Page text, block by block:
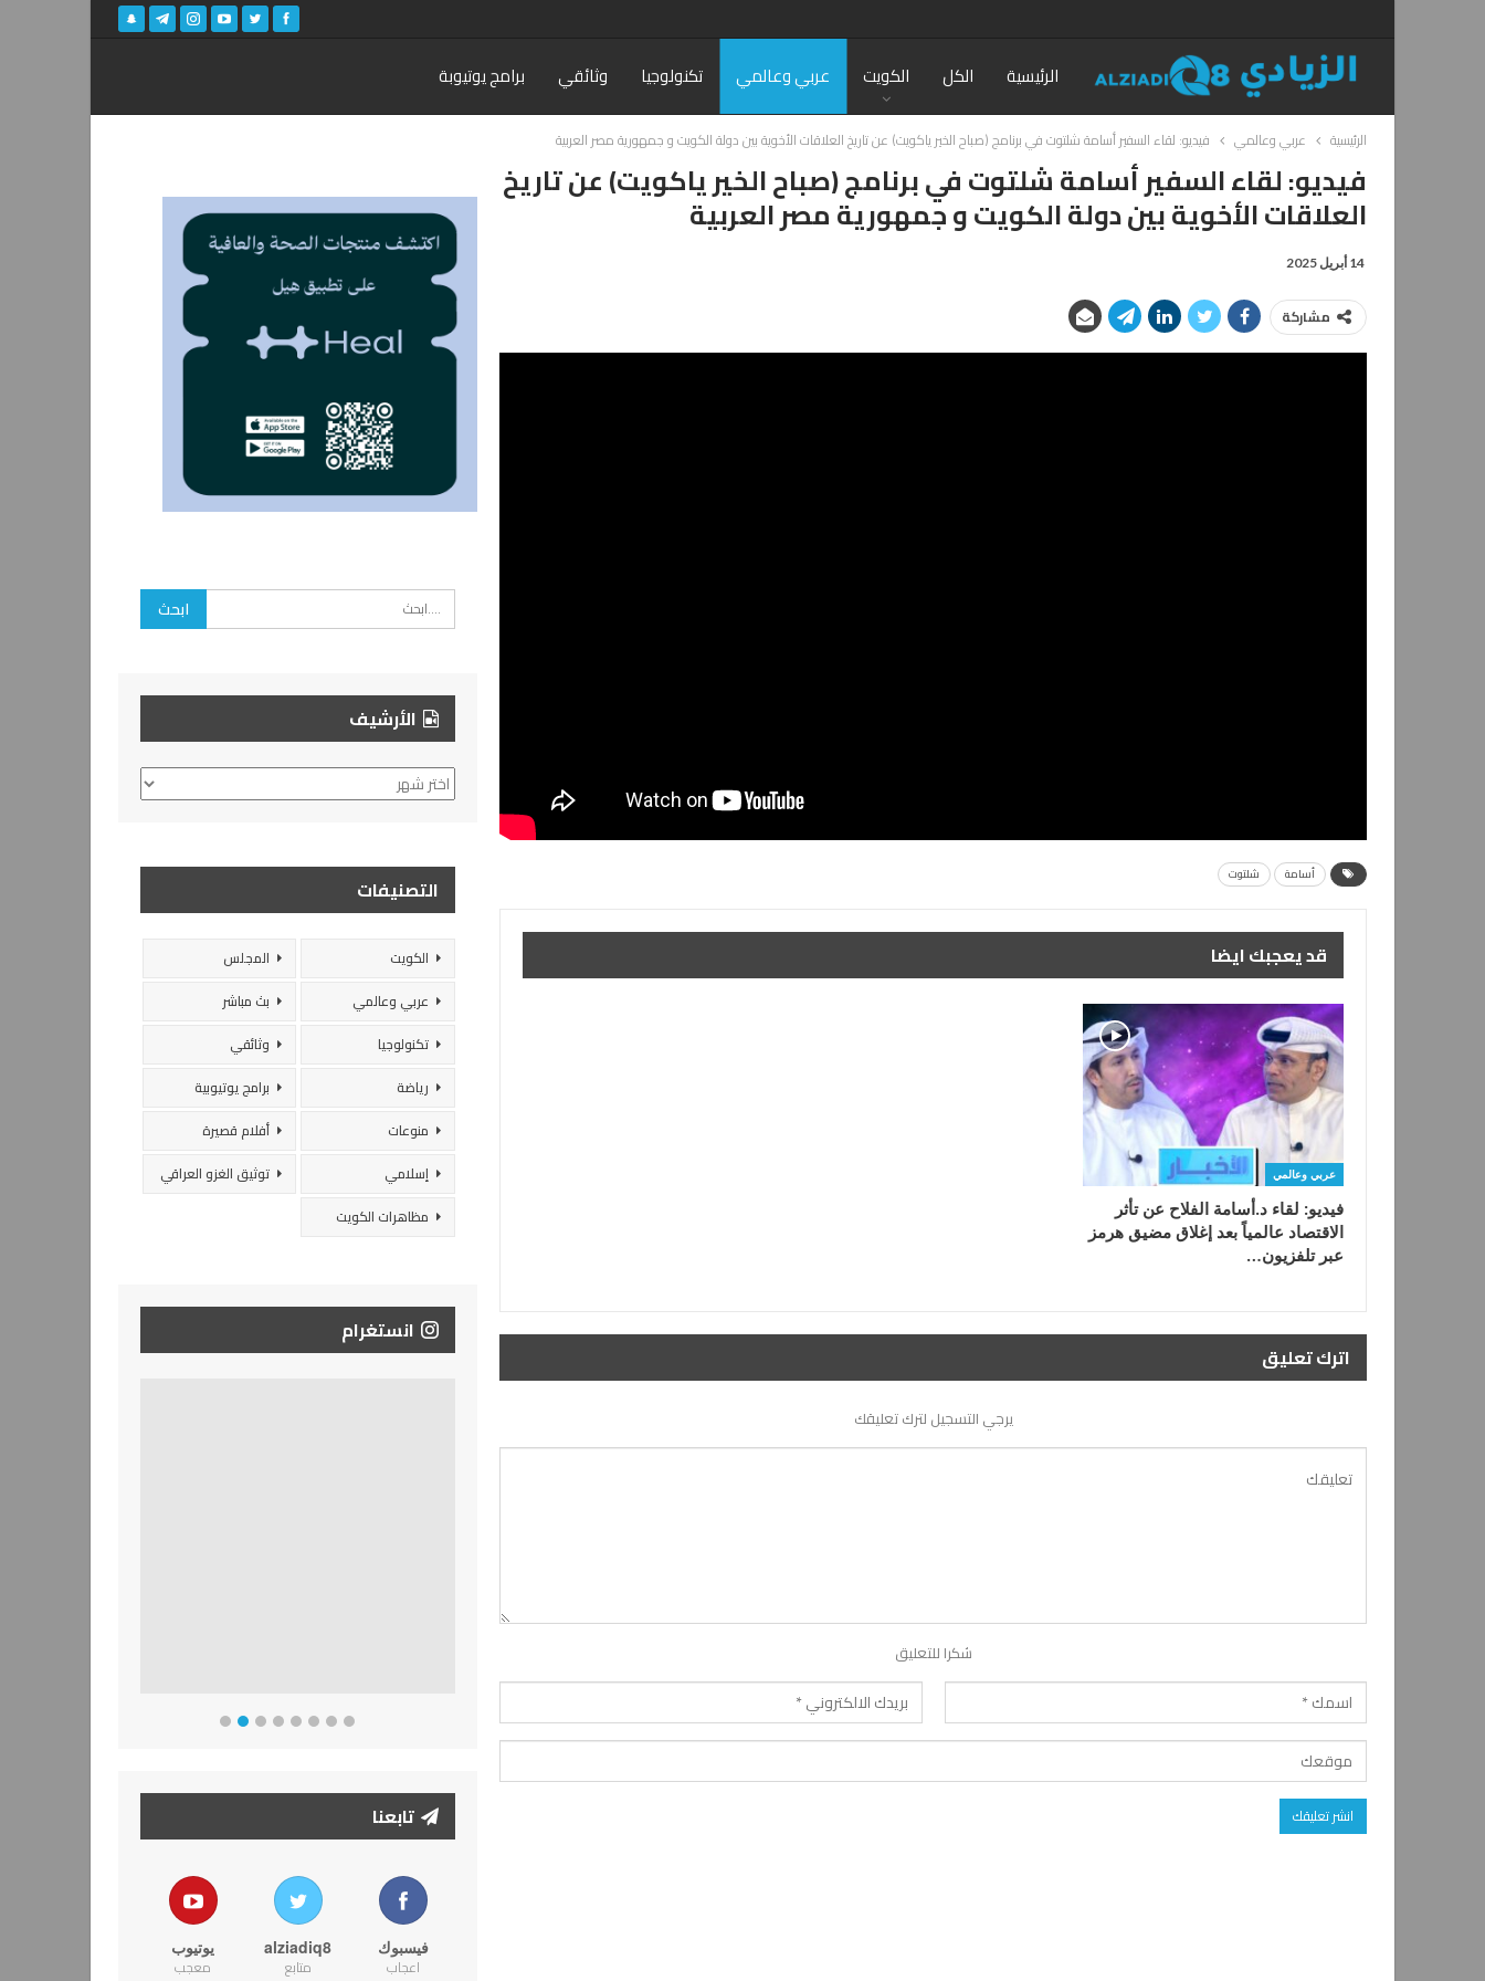
الرئيسية الكل الكويت عربي وعالمي تكنولوجيا وثائقي برامج يوتيوبة
الرئيسية عربي وعالمي فيديو: لقاء السفير أسامة شلتوت في برنامج (صباح الخير ياكويت) عن تاريخ العلاقات الأخوية بين دولة الكويت و جمهورية مصر العربية
فيديو: لقاء السفير أسامة شلتوت في برنامج (صباح الخير ياكويت) عن تاريخ
العلاقات الأخوية بين دولة الكويت و جمهورية مصر العربية
14 أبريل 2025
مشاركة
أسامة شلتوت
قد يعجبك ايضا
عربي وعالمي
فيديو: لقاء د.أسامة الفلاح عن تأثر
الاقتصاد عالمياً بعد إغلاق مضيق هرمز
عبر تلفزيون…
اترك تعليق
يرجي التسجيل لترك تعليقك
شكرا للتعليق
الأرشيف
الأرشيف
التصنيفات
الكويت
المجلس
عربي وعالمي
بث مباشر
تكنولوجيا
وثائقي
رياضة
برامج يوتيوبية
منوعات
أفلام قصيرة
إسلامي
توثيق الغزو العراقي
مظاهرات الكويت
انستغرام
تابعنا
فيسبوك
اعجاب
alziadiq8
متابع
يوتيوب
معجب